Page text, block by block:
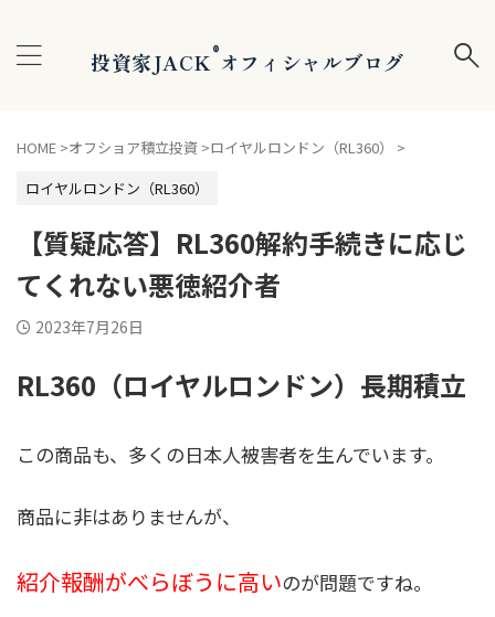
投資家JACK®オフィシャルブログ
HOME >オフショア積立投資 >ロイヤルロンドン（RL360）
>
ロイヤルロンドン（RL360）
【質疑応答】RL360解約手続きに応じ
てくれない悪徳紹介者
2023年7月26日
RL360（ロイヤルロンドン）長期積立
この商品も、多くの日本人被害者を生んでいます。
商品に非はありませんが、
紹介報酬がべらぼうに高いのが問題ですね。